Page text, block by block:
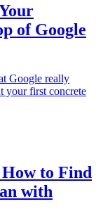
of Google
Google really
your first concrete
to Find
with